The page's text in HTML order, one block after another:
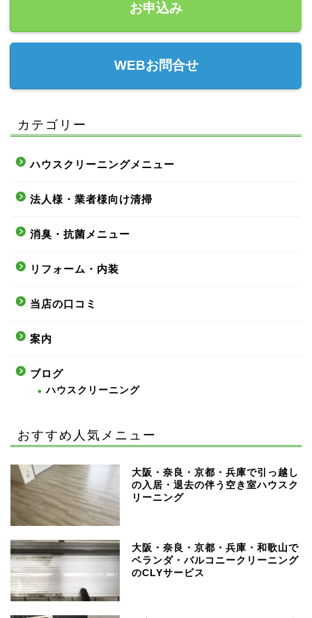
お申込み
WEBお問合せ
カテゴリー
ハウスクリーニングメニュー
法人様・業者様向け清掃
消臭・抗菌メニュー
リフォーム・内装
当店の口コミ
案内
ブログ
ハウスクリーニング
おすすめ人気メニュー
大阪・奈良・京都・兵庫で引っ越し
の入居・退去の伴う空き室ハウスク
リーニング
大阪・奈良・京都・兵庫・和歌山で
ベランダ・バルコニークリーニング
のCLYサービス